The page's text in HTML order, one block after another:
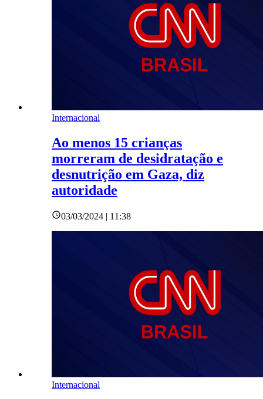
Internacional
Ao menos 15 crianças
morreram de desidratação e
desnutrição em Gaza, diz
autoridade
03/03/2024 | 11:38
Internacional